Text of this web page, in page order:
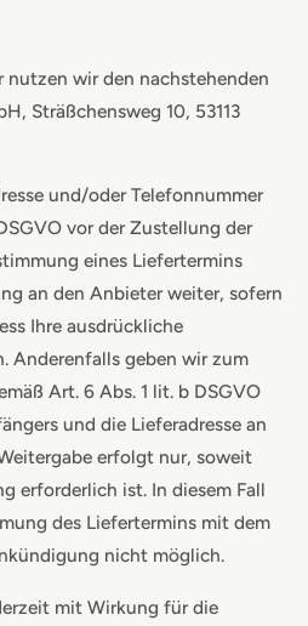
nutzen wir den nachstehenden
Sträßchensweg 10, 53113
und/oder Telefonnummer
vor der Zustellung der
eines Liefertermins
an den Anbieter weiter, sofern
Ihre ausdrückliche
Anderenfalls geben wir zum
Art. 6 Abs. 1 lit. b DSGVO
und die Lieferadresse an
erfolgt nur, soweit
erforderlich ist. In diesem Fall
des Liefertermins mit dem
nicht möglich.
mit Wirkung für die